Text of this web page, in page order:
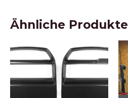
Ähnliche Produkte